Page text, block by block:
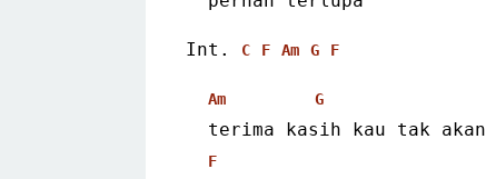
Int. C F Am G F
Am G
terima kasih kau tak akan
F